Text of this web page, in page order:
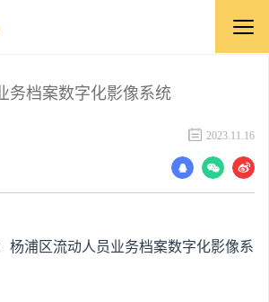
务档案数字化影像系统
2023.11.16
杨浦区流动人员业务档案数字化影像系